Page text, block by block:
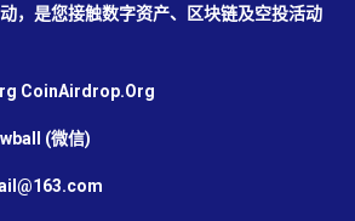
，是您接触数字资产、区块链及空投活动
CoinAirdrop.Org
(微信)